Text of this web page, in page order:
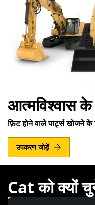
आत्मविश्वास के
फ़िट होने वाले पार्ट्स खोजने
उपकरण जोड़ें
Cat को क्यों